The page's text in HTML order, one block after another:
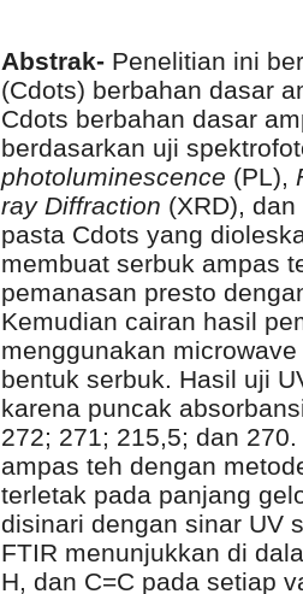
Abstrak- Penelitian ini
(Cdots) berbahan dasar
Cdots berbahan dasar
berdasarkan uji
photoluminescence (PL),
ray Diffraction (XRD),
pasta Cdots yang
membuat serbuk ampas
pemanasan presto
Kemudian cairan hasil
menggunakan
bentuk serbuk. Hasil uji
karena puncak
272; 271; 215,5; dan
ampas teh dengan
terletak pada panjang
disinari dengan sinar UV
FTIR menunjukkan di
H, dan C=C pada setiap